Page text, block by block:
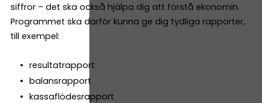
siffror – det ska också hjälpa dig att förstå ekonomin.
Programmet ska därför kunna ge dig tydliga rapporter,
till exempel:
resultatrapport
balansrapport
kassaflödesrapport